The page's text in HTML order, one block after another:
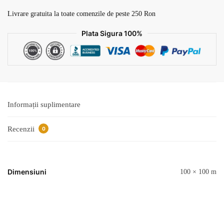
de
Livrare gratuita la toate comenzile de peste 250 Ron
Plata Sigura 100%
Informații suplimentare
Recenzii 0
Dimensiuni 100 × 100 m